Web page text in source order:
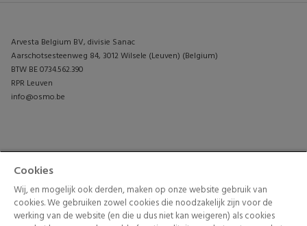
Arvesta Belgium BV, divisie Sanac
Aarschotsesteenweg 84, 3012 Wilsele (Leuven) (Belgium)
BTW BE 0734.562.390
RPR Leuven
info@osmo.be
TUININSPIRATIE
Cookies
Wij, en mogelijk ook derden, maken op onze website gebruik van
cookies. We gebruiken zowel cookies die noodzakelijk zijn voor de
werking van de website (en die u dus niet kan weigeren) als cookies